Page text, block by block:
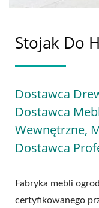
Stojak Do
Dostawca
Dostawca
Wewnętrzne,
Dostawca
Fabryka mebli
certyfikowanego